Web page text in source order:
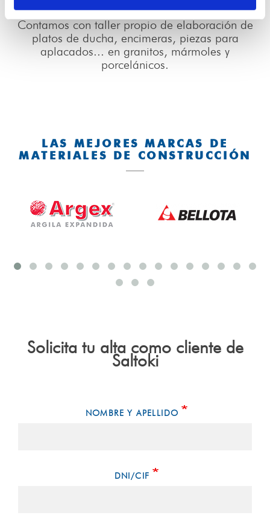
Contamos con taller propio de elaboración de
platos de ducha, encimeras, piezas para
aplacados... en granitos, mármoles y
porcelánicos.
LAS MEJORES MARCAS DE
MATERIALES DE CONSTRUCCIÓN
Solicita tu alta como cliente de
Saltoki
NOMBRE Y APELLIDO
DNI/CIF